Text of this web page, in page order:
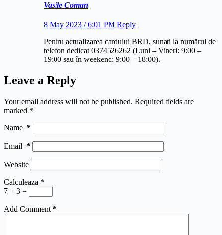
Vasile Coman
8 May 2023 / 6:01 PM Reply
Pentru actualizarea cardului BRD, sunati la numărul de
telefon dedicat 0374526262 (Luni – Vineri: 9:00 –
19:00 sau în weekend: 9:00 – 18:00).
Leave a Reply
Your email address will not be published. Required fields are
marked *
Name *
Email *
Website
Calculeaza *
7 + 3 =
Add Comment *